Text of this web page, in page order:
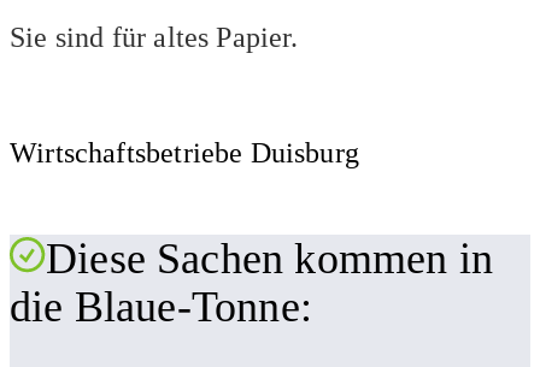
Sie sind für altes Papier.
Wirtschaftsbetriebe Duisburg
Diese Sachen kommen in
die Blaue-Tonne: